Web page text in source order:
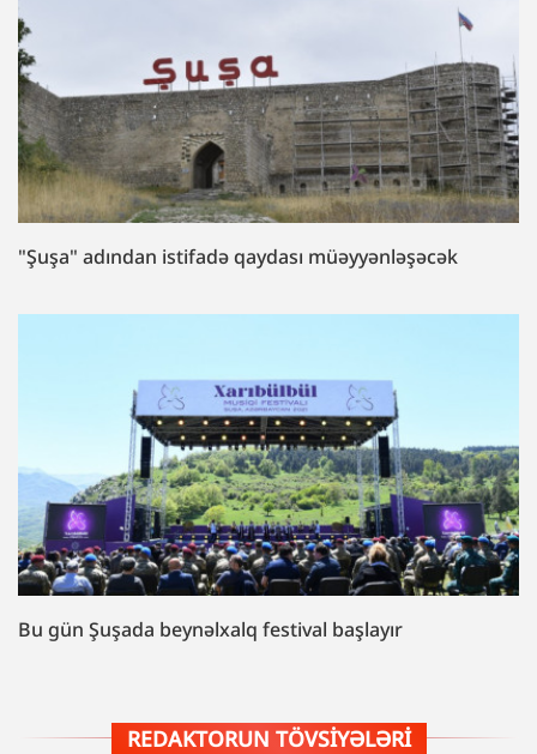
"Şuşa" adından istifadə qaydası müəyyənləşəcək
Bu gün Şuşada beynəlxalq festival başlayır
REDAKTORUN TÖVSIYƏLƏRI